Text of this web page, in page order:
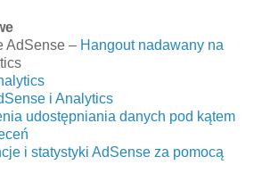
AdSense – Hangout nadawany na
i Analytics
udostępniania danych pod kątem
i statystyki AdSense za pomocą